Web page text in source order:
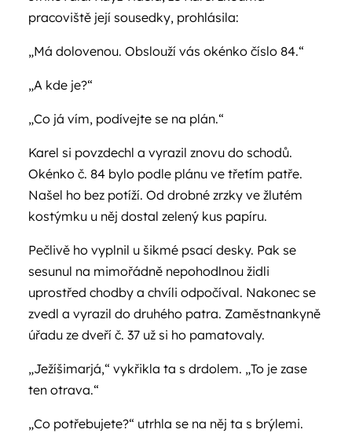
pracoviště její sousedky, prohlásila:
„Má dolovenou. Obslouží vás okénko číslo 84.“
„A kde je?“
„Co já vím, podívejte se na plán.“
Karel si povzdechl a vyrazil znovu do schodů.
Okénko č. 84 bylo podle plánu ve třetím patře.
Našel ho bez potíží. Od drobné zrzky ve žlutém
kostýmku u něj dostal zelený kus papíru.
Pečlivě ho vyplnil u šikmé psací desky. Pak se
sesunul na mimořádně nepohodlnou židli
uprostřed chodby a chvíli odpočíval. Nakonec se
zvedl a vyrazil do druhého patra. Zaměstnankyně
úřadu ze dveří č. 37 už si ho pamatovaly.
„Ježíšimarjá,“ vykřikla ta s drdolem. „To je zase
ten otrava.“
„Co potřebujete?“ utrhla se na něj ta s brýlemi.